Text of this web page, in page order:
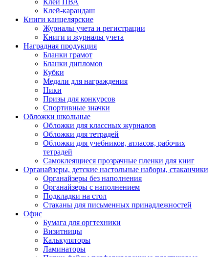
Клей ПВА
Клей-карандаш
Книги канцелярские
Журналы учета и регистрации
Книги и журналы учета
Наградная продукция
Бланки грамот
Бланки дипломов
Кубки
Медали для награждения
Ники
Призы для конкурсов
Спортивные значки
Обложки школьные
Обложки для классных журналов
Обложки для тетрадей
Обложки для учебников, атласов, рабочих
тетрадей
Самоклеящиеся прозрачные пленки для книг
Органайзеры, детские настольные наборы, стаканчики
Органайзеры без наполнения
Органайзеры с наполнением
Подкладки на стол
Стаканы для письменных принадлежностей
Офис
Бумага для оргтехники
Визитницы
Калькуляторы
Ламинаторы